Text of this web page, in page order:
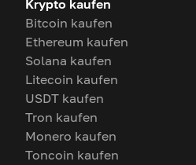
Krypto kaufen
Bitcoin kaufen
Ethereum kaufen
Solana kaufen
Litecoin kaufen
USDT kaufen
Tron kaufen
Monero kaufen
Toncoin kaufen